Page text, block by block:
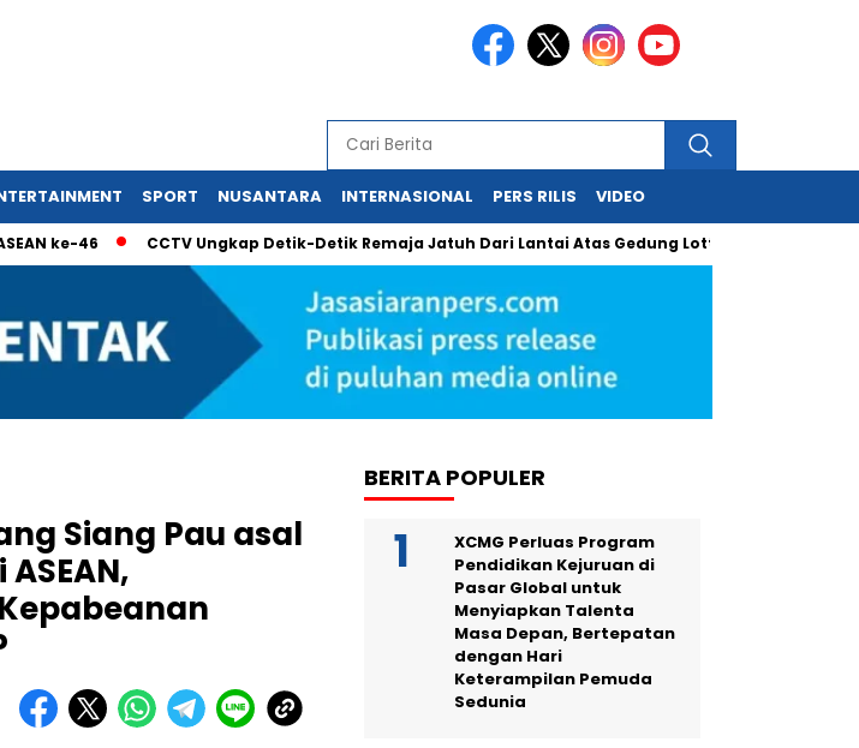
SPORT NUSANTARA INTERNASIONAL PERS RILIS VIDEO
CCTV Ungkap Detik-Detik Remaja Jatuh Dari Lantai Atas Gedung Lotte Avenue Mega Kuningan
Siang Pau asal
BERITA POPULER
XCMG Perluas Program
Pendidikan Kejuruan di
Pasar Global untuk
Menyiapkan Talenta
Masa Depan, Bertepatan
dengan Hari
Keterampilan Pemuda
Sedunia